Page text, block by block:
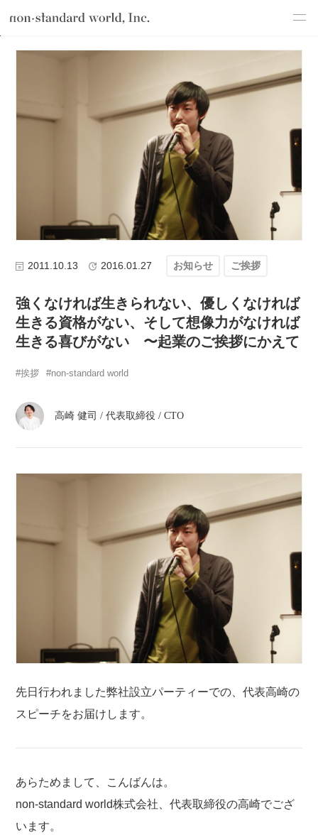
about
service
works
flow
shop
blog
recruit
atelier
2011.10.13 2016.01.27 お知らせ ご挨拶
強くなければ生きられない、優しくなければ
生きる資格がない、そして想像力がなければ
生きる喜びがない 〜起業のご挨拶にかえて
挨拶 non-standard world
高崎 健司 /代表取締役 / CTO
先日行われました弊社設立パーティーでの、代表高崎の
スピーチをお届けします。
あらためまして、こんばんは。
non-standard world株式会社、代表取締役の高崎でござ
います。